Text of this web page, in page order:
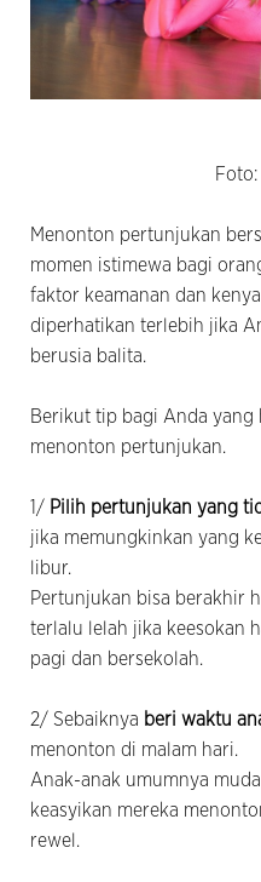
Menonton pertunjukan
momen istimewa bagi
faktor keamanan dan
diperhatikan terlebih jika
berusia balita.
Berikut tip bagi Anda yang
menonton pertunjukan.
1/ Pilih pertunjukan yang
jika memungkinkan yang
libur.
Pertunjukan bisa berakhir
terlalu lelah jika keesokan
pagi dan bersekolah.
2/ Sebaiknya beri waktu
menonton di malam hari.
Anak-anak umumnya
keasyikan mereka
rewel.